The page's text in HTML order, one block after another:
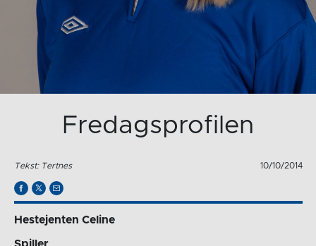
Fredagsprofilen
Tekst: Tertnes 10/10/2014
Hestejenten Celine